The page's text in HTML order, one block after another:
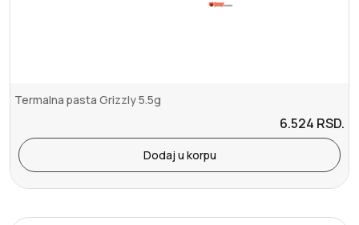
Termalna pasta Grizzly 5.5g
6.524 RSD.
Dodaj u korpu